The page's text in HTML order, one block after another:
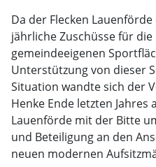
Da der Flecken
jährliche Zuschüsse für die
gemeindeeigenen
Unterstützung von dieser
Situation wandte sich der
Henke Ende letzten
Lauenförde mit der Bitte
und Beteiligung an den
neuen modernen